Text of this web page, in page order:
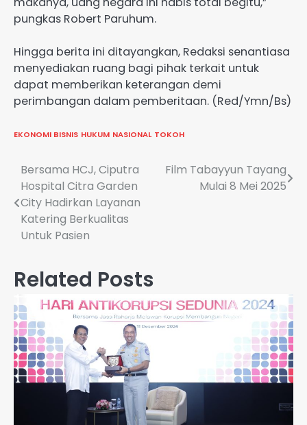
pungkas Robert Paruhum.
Hingga berita ini ditayangkan, Redaksi senantiasa
menyediakan ruang bagi pihak terkait untuk
dapat memberikan keterangan demi
perimbangan dalam pemberitaan. (Red/Ymn/Bs)
EKONOMI BISNIS HUKUM NASIONAL TOKOH
Navigasi
pos
Bersama HCJ, Ciputra
Hospital Citra Garden
City Hadirkan Layanan
Katering Berkualitas
Untuk Pasien
Film Tabayyun Tayang
Mulai 8 Mei 2025
Related Posts